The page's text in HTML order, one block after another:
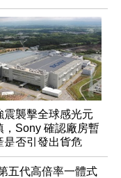
震襲擊全球感光元
，Sony 確認廠房暫
是否引發出貨危
五代高倍率一體式